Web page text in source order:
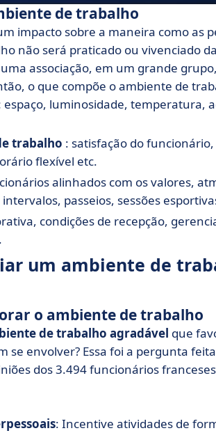
de trabalho
impacto sobre a maneira como as
não será praticado ou vivenciado
associação, em um grande
o que compõe o ambiente de
espaço, luminosidade, temperatura,
trabalho : satisfação do
flexível etc.
alinhados com os valores,
passeios, sessões
condições de recepção,
um ambiente de
o ambiente de trabalho
de trabalho agradável que
se envolver? Essa foi a pergunta
dos 3.494 funcionários
: Incentive atividades de